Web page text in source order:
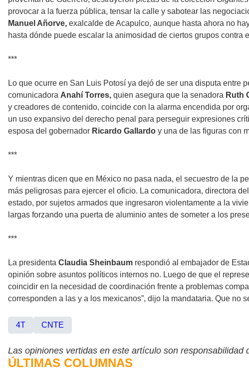
provocar a la fuerza pública, tensar la calle y sabotear las
Manuel Añorve, exalcalde de Acapulco, aunque hasta ahora no
hasta dónde puede escalar la animosidad de ciertos grupos
***
Lo que ocurre en San Luis Potosí ya dejó de ser una disputa entre
comunicadora Anahí Torres, quien asegura que la senadora Ruth
y creadores de contenido, coincide con la alarma encendida por
un uso expansivo del derecho penal para perseguir expresiones
esposa del gobernador Ricardo Gallardo y una de las figuras con
***
Y mientras dicen que en México no pasa nada, el secuestro de la
más peligrosas para ejercer el oficio. La comunicadora, directora del
estado, por sujetos armados que ingresaron violentamente a la
largas forzando una puerta de aluminio antes de someter a los
***
La presidenta Claudia Sheinbaum respondió al embajador de
opinión sobre asuntos políticos internos no. Luego de que el
coincidir en la necesidad de coordinación frente a problemas
corresponden a las y a los mexicanos”, dijo la mandataria. Que no
4T CNTE
Las opiniones vertidas en este artículo son
ÚLTIMAS COLUMNAS